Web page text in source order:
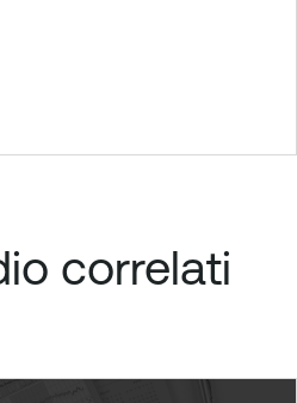
correlati